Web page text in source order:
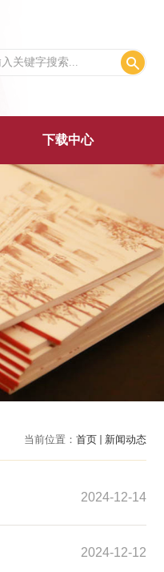
下载中心
当前位置： 首页 新闻动态
2024-12-14
2024-12-12